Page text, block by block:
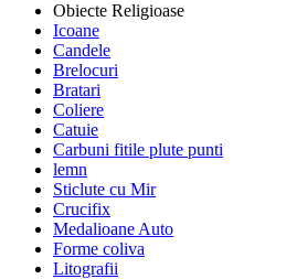
Obiecte Religioase
Icoane
Candele
Brelocuri
Bratari
Coliere
Catuie
Carbuni fitile plute punti
lemn
Sticlute cu Mir
Crucifix
Medalioane Auto
Forme coliva
Litografii